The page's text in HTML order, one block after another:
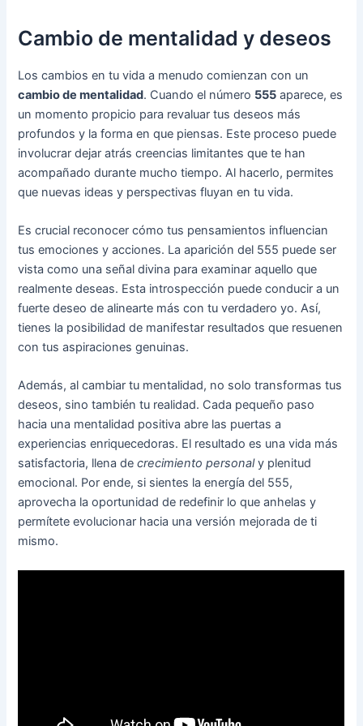
Cambio de mentalidad y deseos
Los cambios en tu vida a menudo comienzan con un
cambio de mentalidad. Cuando el número 555 aparece, es
un momento propicio para revaluar tus deseos más
profundos y la forma en que piensas. Este proceso puede
involucrar dejar atrás creencias limitantes que te han
acompañado durante mucho tiempo. Al hacerlo, permites
que nuevas ideas y perspectivas fluyan en tu vida.
Es crucial reconocer cómo tus pensamientos influencian
tus emociones y acciones. La aparición del 555 puede ser
vista como una señal divina para examinar aquello que
realmente deseas. Esta introspección puede conducir a un
fuerte deseo de alinearte más con tu verdadero yo. Así,
tienes la posibilidad de manifestar resultados que resuenen
con tus aspiraciones genuinas.
Además, al cambiar tu mentalidad, no solo transformas tus
deseos, sino también tu realidad. Cada pequeño paso
hacia una mentalidad positiva abre las puertas a
experiencias enriquecedoras. El resultado es una vida más
satisfactoria, llena decrecimiento personaly plenitud
emocional. Por ende, si sientes la energía del 555,
aprovecha la oportunidad de redefinir lo que anhelas y
permítete evolucionar hacia una versión mejorada de ti
mismo.